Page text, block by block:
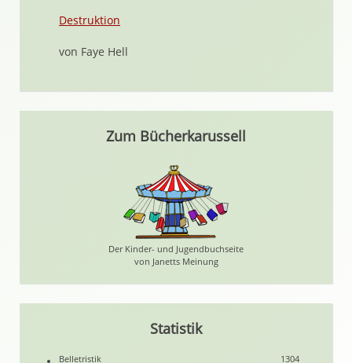
Destruktion
von Faye Hell
Zum Bücherkarussell
Der Kinder- und Jugendbuchseite
von Janetts Meinung
Statistik
Belletristik 1304